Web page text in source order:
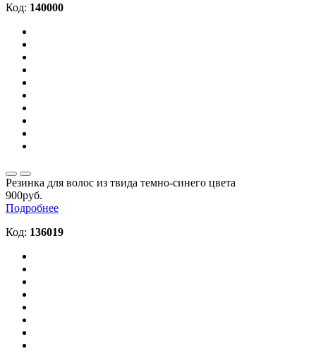
Код: 140000
Резинка для волос из твида темно-синего цвета
900руб.
Подробнее
Код: 136019